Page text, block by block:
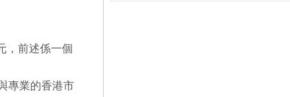
，前述係一個
專業的香港市